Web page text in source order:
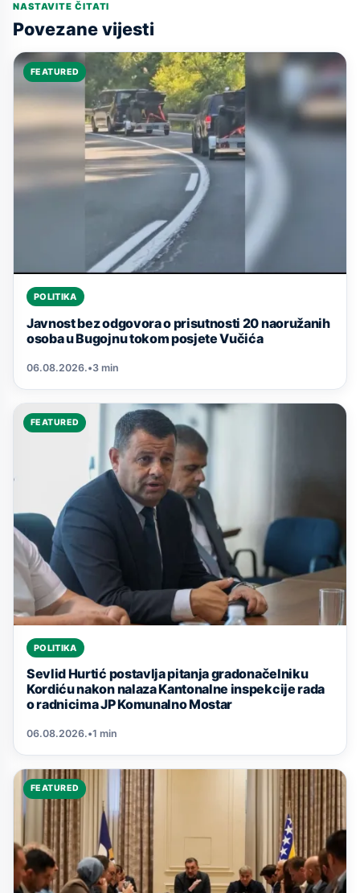
NASTAVITE ČITATI
Povezane vijesti
FEATURED
POLITIKA
Javnost bez odgovora o prisutnosti 20 naoružanih
osoba u Bugojnu tokom posjete Vučića
06.08.2026.•3 min
FEATURED
POLITIKA
Sevlid Hurtić postavlja pitanja gradonačelniku
Kordiću nakon nalaza Kantonalne inspekcije rada
o radnicima JP Komunalno Mostar
06.08.2026.•1 min
FEATURED